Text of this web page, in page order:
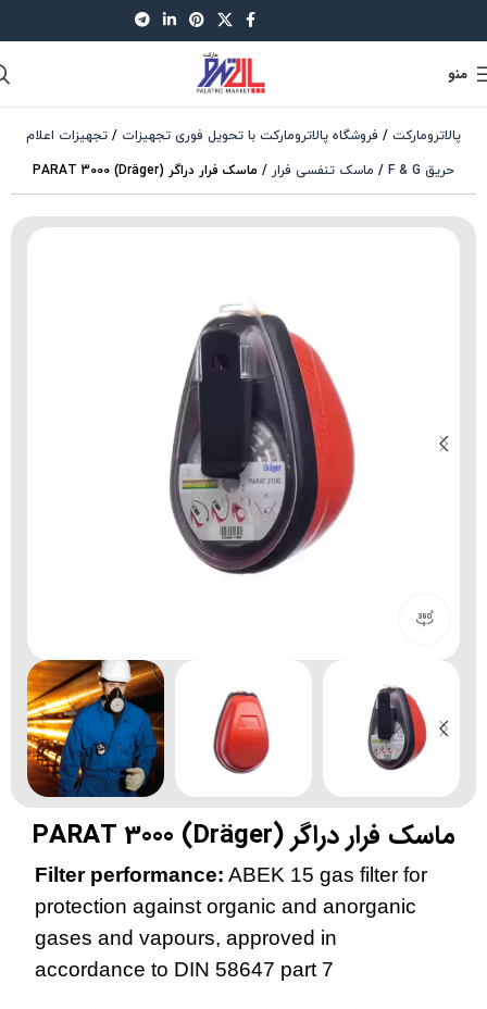
منو
پالاترومارکت / فروشگاه پالاترومارکت با تحویل فوری تجهیزات / تجهیزات اعلام
حریق F & G
/ ماسک تنفسی فرار / ماسک فرار دراگر (Dräger) PARAT 3000
ماسک فرار دراگر (Dräger) PARAT 3000
Filter performance: ABEK 15 gas filter for
protection against organic and anorganic
gases and vapours, approved in
accordance to DIN 58647 part 7